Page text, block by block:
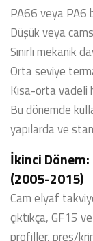
PA66 veya PA6
Düşük veya
Sınırlı mekanik
Orta seviye
Kısa-orta vadeli
Bu dönemde
yapılarda ve
İkinci Dönem:
(2005-2015)
Cam elyaf
çıktıkça, GF15
profiller, pres/